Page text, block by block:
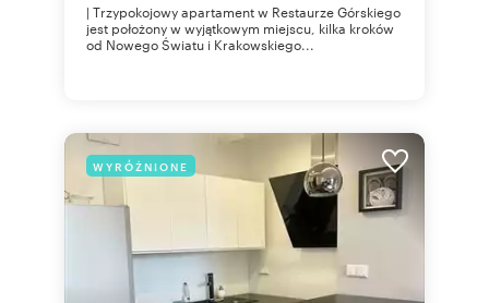
| Trzypokojowy apartament w Restaurze Górskiego
jest położony w wyjątkowym miejscu, kilka kroków
od Nowego Światu i Krakowskiego...
WYRÓŻNIONE